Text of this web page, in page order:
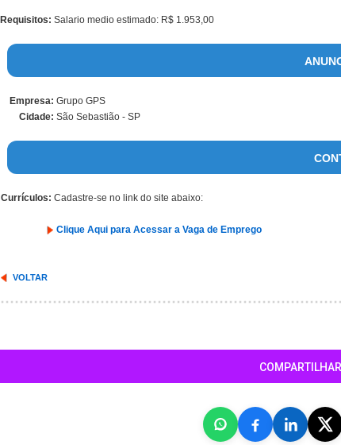
Requisitos: Salario medio estimado: R$ 1.953,00
Empresa: Grupo GPS
Cidade: São Sebastião - SP
Currículos: Cadastre-se no link do site abaixo:
Clique Aqui para Acessar a Vaga de Emprego
VOLTAR